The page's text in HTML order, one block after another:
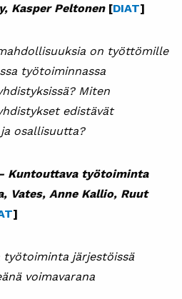
Kasper Peltonen [DIAT]
on työttömille
työtoiminnassa
Miten
edistävät
osallisuutta?
Kuntouttava työtoiminta
Vates, Anne Kallio, Ruut
]
työtoiminta järjestöissä
voimavarana